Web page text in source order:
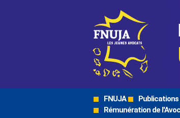
FNUJA Publications
Rémunération de